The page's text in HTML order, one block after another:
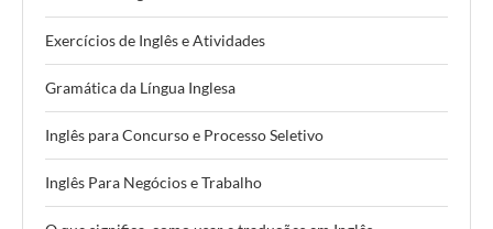
Exercícios de Inglês e Atividades
Gramática da Língua Inglesa
Inglês para Concurso e Processo Seletivo
Inglês Para Negócios e Trabalho